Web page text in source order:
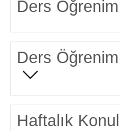
Ders Öğrenim
Ders Öğrenim
Haftalık